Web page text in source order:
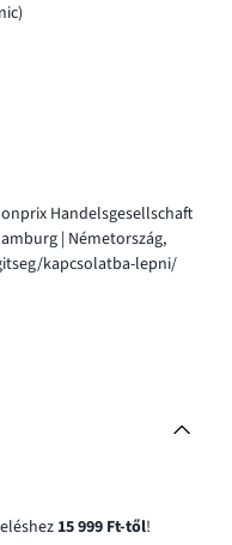
Handelsgesellschaft
| Németország,
kapcsolatba-lepni/
15 999 Ft-től!